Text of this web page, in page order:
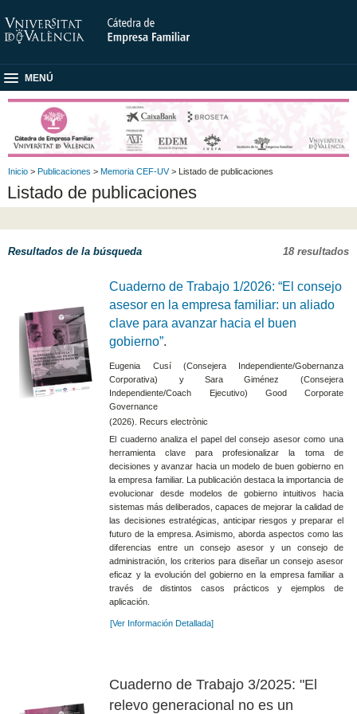
MENÚ
Inicio > Publicaciones > Memoria CEF-UV> Listado de publicaciones
Listado de publicaciones
Resultados de la búsqueda 18 resultados
Cuaderno de Trabajo 1/2026: “El consejo
asesor en la empresa familiar: un aliado
clave para avanzar hacia el buen
gobierno”.
Eugenia Cusí (Consejera Independiente/Gobernanza
Corporativa) y Sara Giménez (Consejera
Independiente/Coach Ejecutivo) Good Corporate
Governance
(2026). Recurs electrònic
El cuaderno analiza el papel del consejo asesor como una
herramienta clave para profesionalizar la toma de
decisiones y avanzar hacia un modelo de buen gobierno en
la empresa familiar. La publicación destaca la importancia de
evolucionar desde modelos de gobierno intuitivos hacia
sistemas más deliberados, capaces de mejorar la calidad de
las decisiones estratégicas, anticipar riesgos y preparar el
futuro de la empresa. Asimismo, aborda aspectos como las
diferencias entre un consejo asesor y un consejo de
administración, los criterios para diseñar un consejo asesor
eficaz y la evolución del gobierno en la empresa familiar a
través de distintos casos prácticos y ejemplos de
aplicación.
[Ver Información Detallada]
Cuaderno de Trabajo 3/2025: "El
relevo generacional no es un